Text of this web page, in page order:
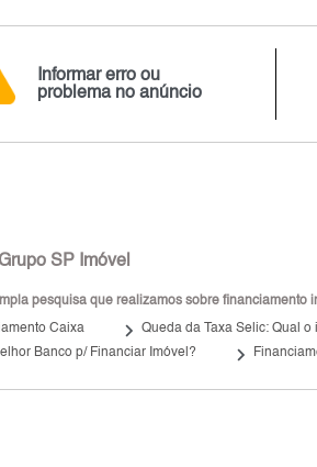
Informar erro ou
problema no anúncio
SP Imóvel
pesquisa que realizamos sobre financiamento
Caixa keyboard_arrow_right Queda da Taxa Selic: Qual
Banco p/ Financiar Imóvel? keyboard_arrow_right